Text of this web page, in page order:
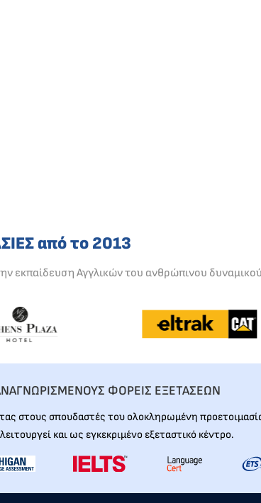
από το 2013
εκπαίδευση Αγγλικών του ανθρώπινου
ΦΟΡΕΙΣ ΕΞΕΤΑΣΕΩΝ
στους σπουδαστές του ολοκληρωμένη
και ως εγκεκριμένο εξεταστικό κέντρο.